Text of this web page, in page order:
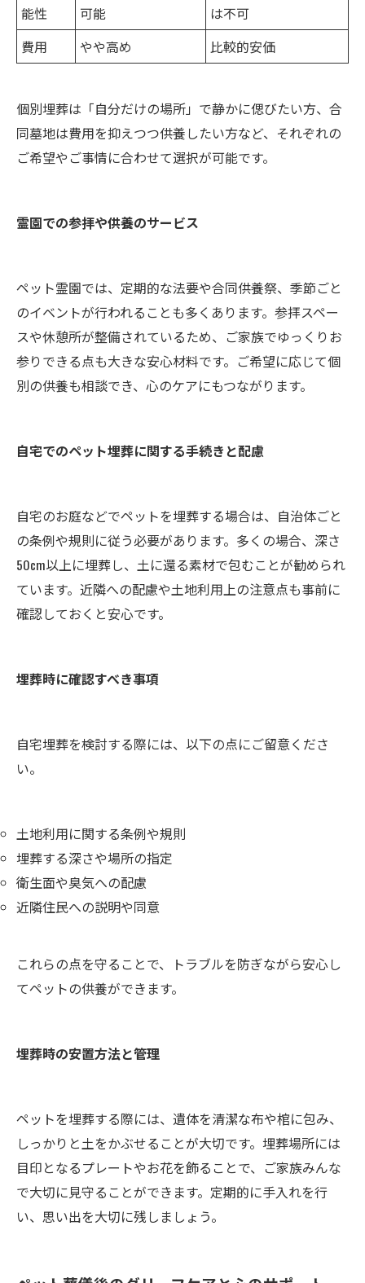
能性 可能
は不可
費用
やや高め 比較的安価
個別埋葬は「自分だけの場所」で静かに偲びたい方、合
同墓地は費用を抑えつつ供養したい方など、それぞれの
ご希望やご事情に合わせて選択が可能です。
霊園での参拝や供養のサービス
ペット霊園では、定期的な法要や合同供養祭、季節ごと
のイベントが行われることも多くあります。参拝スペー
スや休憩所が整備されているため、ご家族でゆっくりお
参りできる点も大きな安心材料です。ご希望に応じて個
別の供養も相談でき、心のケアにもつながります。
自宅でのペット埋葬に関する手続きと配慮
自宅のお庭などでペットを埋葬する場合は、自治体ごと
の条例や規則に従う必要があります。多くの場合、深さ
50cm以上に埋葬し、土に還る素材で包むことが勧められ
ています。近隣への配慮や土地利用上の注意点も事前に
確認しておくと安心です。
埋葬時に確認すべき事項
自宅埋葬を検討する際には、以下の点にご留意くださ
い。
土地利用に関する条例や規則
埋葬する深さや場所の指定
衛生面や臭気への配慮
近隣住民への説明や同意
これらの点を守ることで、トラブルを防ぎながら安心し
てペットの供養ができます。
埋葬時の安置方法と管理
ペットを埋葬する際には、遺体を清潔な布や棺に包み、
しっかりと土をかぶせることが大切です。埋葬場所には
目印となるプレートやお花を飾ることで、ご家族みんな
で大切に見守ることができます。定期的に手入れを行
い、思い出を大切に残しましょう。